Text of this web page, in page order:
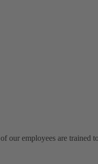
our employees are trained